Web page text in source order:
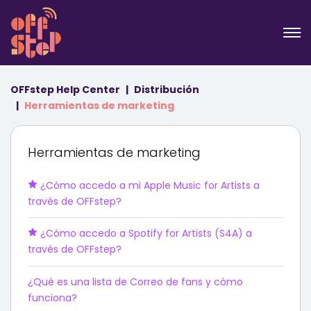
OFFstep Help Center
Distribución
Herramientas de marketing
Herramientas de marketing
¿Cómo accedo a mi Apple Music for Artists a
través de OFFstep?
¿Cómo accedo a Spotify for Artists (S4A) a
través de OFFstep?
¿Qué es una lista de Correo de fans y cómo
funciona?